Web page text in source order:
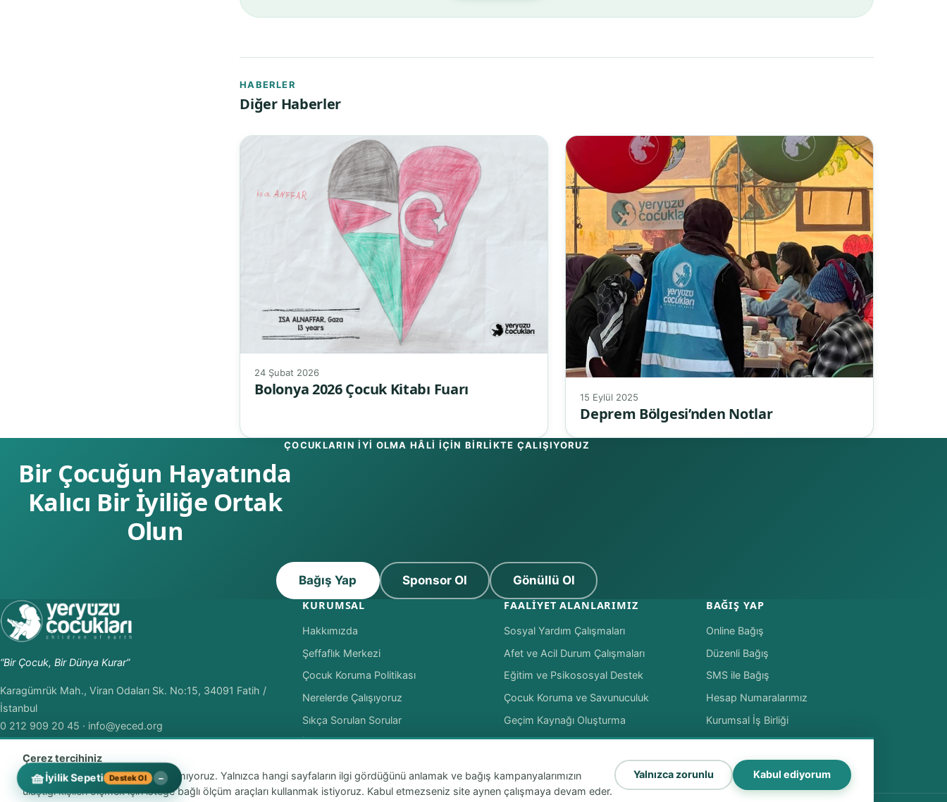
HABERLER
Diğer Haberler
24 Şubat 2026
Bolonya 2026 Çocuk Kitabı Fuarı 15 Eylül 2025
Deprem Bölgesi’nden Notlar
ÇOCUKLARIN IYI OLMA HÂLI IÇIN BIRLIKTE ÇALIŞIYORUZ
Bir Çocuğun Hayatında
Kalıcı Bir İyiliğe Ortak
Olun
Bağış Yap Sponsor Ol Gönüllü Ol
“Bir Çocuk, Bir Dünya Kurar”
Karagümrük Mah., Viran Odaları Sk. No:15, 34091 Fatih /
İstanbul
0 212 909 20 45 · info@yeced.org
KURUMSAL
Hakkımızda
Şeffaflık Merkezi
Çocuk Koruma Politikası
Nerelerde Çalışıyoruz
Sıkça Sorulan Sorular
İletişim
FAALIYET ALANLARIMIZ
Sosyal Yardım Çalışmaları
Afet ve Acil Durum Çalışmaları
Eğitim ve Psikososyal Destek
Çocuk Koruma ve Savunuculuk
Geçim Kaynağı Oluşturma
Tüm Projeler
BAĞIŞ YAP
Online Bağış
Düzenli Bağış
SMS ile Bağış
Hesap Numaralarımız
Kurumsal İş Birliği
Çerez tercihiniz
Sitenin çalışması için çerez kullanmıyoruz. Yalnızca hangi sayfaların ilgi gördüğünü anlamak ve bağış kampanyalarımızın
ulaştığı kişileri ölçmek için isteğe bağlı ölçüm araçları kullanmak istiyoruz. Kabul etmezseniz site aynen çalışmaya devam eder.
Yalnızca zorunlu Kabul ediyorum
🧺İyilik Sepeti Destek Ol −